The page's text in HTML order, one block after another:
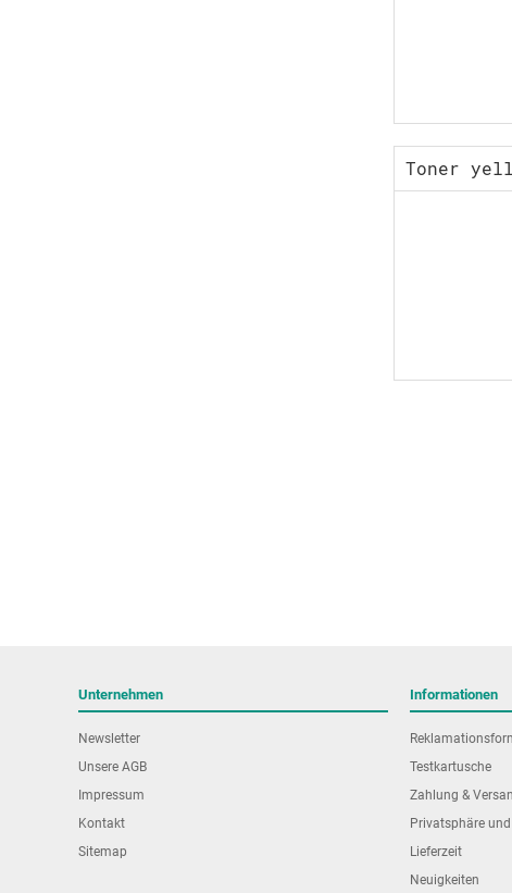
Toner
Unternehmen
Newsletter
Unsere AGB
Impressum
Kontakt
Sitemap
Informationen
Testkartusche
Zahlung &
Privatsphäre
Lieferzeit
Neuigkeiten